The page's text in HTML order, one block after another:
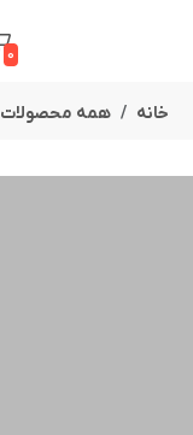
0
خانه همه محصولات